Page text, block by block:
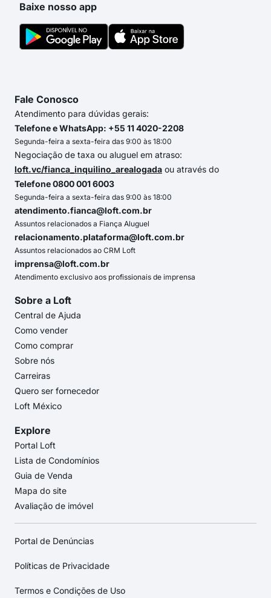
Baixe nosso app
Fale Conosco
Atendimento para dúvidas gerais:
Telefone e WhatsApp: +55 11 4020-2208
Segunda-feira a sexta-feira das 9:00 às 18:00
Negociação de taxa ou aluguel em atraso:
loft.vc/fianca_inquilino_arealogada ou através do
Telefone 0800 001 6003
Segunda-feira a sexta-feira das 9:00 às 18:00
atendimento.fianca@loft.com.br
Assuntos relacionados a Fiança Aluguel
relacionamento.plataforma@loft.com.br
Assuntos relacionados ao CRM Loft
imprensa@loft.com.br
Atendimento exclusivo aos profissionais de imprensa
Sobre a Loft
Central de Ajuda
Como vender
Como comprar
Sobre nós
Carreiras
Quero ser fornecedor
Loft México
Explore
Portal Loft
Lista de Condomínios
Guia de Venda
Mapa do site
Avaliação de imóvel
Portal de Denúncias
Políticas de Privacidade
Termos e Condições de Uso